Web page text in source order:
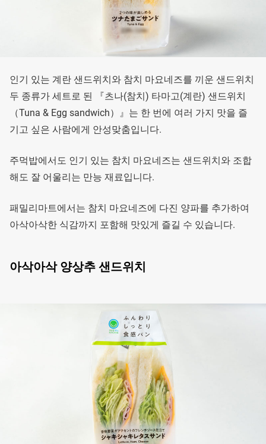
인기 있는 계란 샌드위치와 참치 마요네즈를 끼운 샌드위치
두 종류가 세트로 된 『츠나(참치) 타마고(계란) 샌드위치
（Tuna & Egg sandwich）』는 한 번에 여러 가지 맛을 즐
기고 싶은 사람에게 안성맞춤입니다.
주먹밥에서도 인기 있는 참치 마요네즈는 샌드위치와 조합
해도 잘 어울리는 만능 재료입니다.
패밀리마트에서는 참치 마요네즈에 다진 양파를 추가하여
아삭아삭한 식감까지 포함해 맛있게 즐길 수 있습니다.
아삭아삭 양상추 샌드위치